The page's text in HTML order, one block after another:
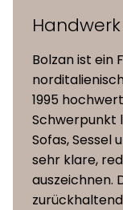
Gesamthöhe des
Bettes
Holzfarben
Bettgestell
Kopfteil
Bolzan ist ein
1995
Schwerpunkt
Sofas, Sessel
sehr klare,
auszeichnen.